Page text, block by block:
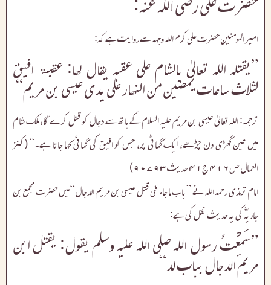
امیر المومنین حضرت علی کرم اللہ وجہہ سے روایت ہے کہ:
”یقتلہ اللہ تعالیٰ بالشام علی عقبہ یقال لھا: عقبۃ افیق
لثلاث ساعات یمضین من النھار علی یدی عیسی بن مریم“
ترجمہ: اللہ تعالیٰ عیسی بن مریم علیہ السلام کے ہاتھ سے دجال کو قتل کرے گا، ملک شام
میں تین گھڑی دن چڑھے، ایک گھاٹی پر، جس کو افیق کی گھاٹی کہا جاتا ہے۔“ (کنز
العمال ص۴۱۶ ج۴۱ حدیث ۹۰۷۹۳)
امام ترمذی رحمہ اللہ نے ”باب ما جاء فی قتل عیسی بن مریم الدجال“ میں حضرت مجمع بن
جاریہؓ کی یہ حدیث نقل کی ہے:
”سَمِعْتُ رسول اللہ صلی اللہ علیہ وسلم یقول: یقتل ابن
مریم الدجال بباب لد“